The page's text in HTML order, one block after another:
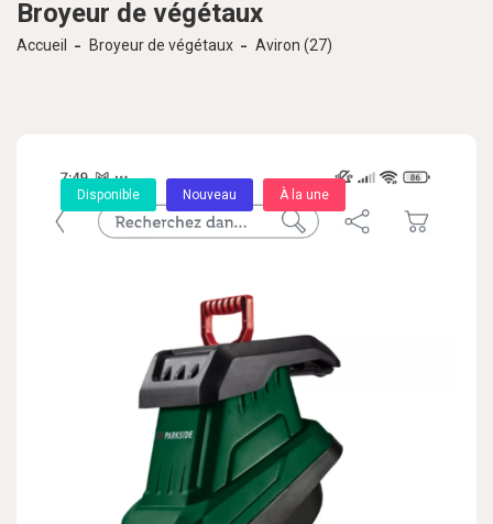
Broyeur de végétaux
Accueil Broyeur de végétaux Aviron (27)
Disponible Nouveau À la une